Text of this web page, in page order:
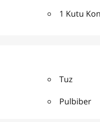
1 Kutu
Tuz
Pulbiber